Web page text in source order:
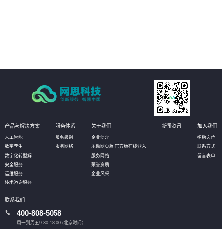
产品与解决方案
人工智能
数字孪生
数字化转型解
安全服务
运维服务
技术咨询服务
服务体系
服务级别
服务网络
关于我们
企业简介
乐动网页版·官方版在线登入
服务网络
荣誉资质
企业风采
新闻资讯 加入我们
招聘岗位
联系方式
留言表单
联系我们
400-808-5058
周一到周五9:30-18:00 (北京时间）